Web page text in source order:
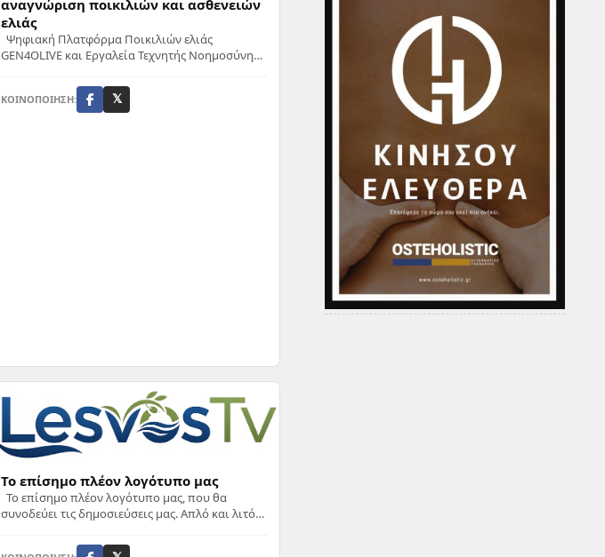
αναγνώριση ποικιλιών και ασθενειών
ελιάς
Ψηφιακή Πλατφόρμα Ποικιλιών ελιάς
GEN4OLIVE και Εργαλεία Τεχνητής Νοημοσύνης
της Ελιάς Σε ένα s...
ΚΟΙΝΟΠΟΙΗΣΗ: 𝕏
Το επίσημο πλέον λογότυπο μας
Το επίσημο πλέον λογότυπο μας, που θα
συνοδεύει τις δημοσιεύσεις μας. Απλό και λιτό